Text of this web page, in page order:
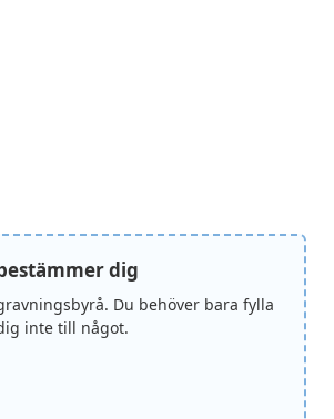
dig
Du behöver bara fylla
inte till något.